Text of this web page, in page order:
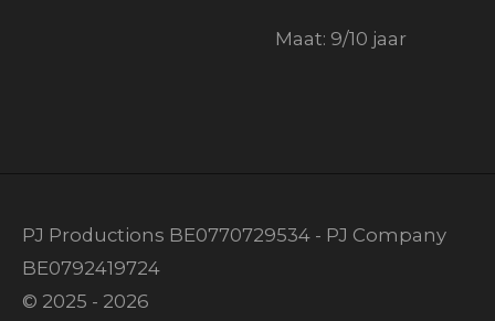
Maat: 9/10 jaar
PJ Productions BE0770729534 - PJ Company
BE0792419724
© 2025 - 2026